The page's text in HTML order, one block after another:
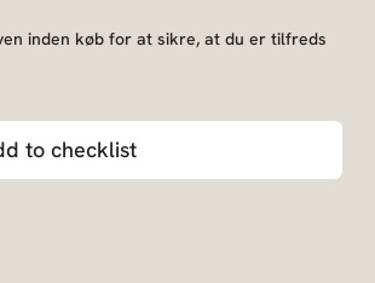
inden køb for at sikre, at du er tilfreds
to checklist